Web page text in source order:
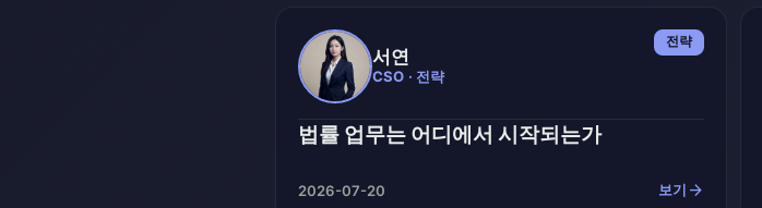
서연
CSO · 전략
전략
법률 업무는 어디에서 시작되는가
2026-07-20 보기 arrow_forward